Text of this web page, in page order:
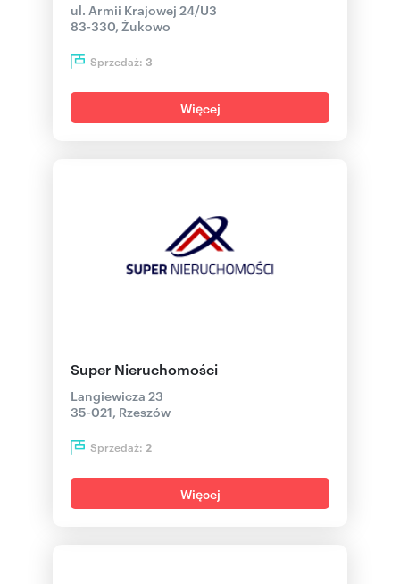
ul. Armii Krajowej 24/U3
83-330, Żukowo
Sprzedaż: 3
Więcej
Super Nieruchomości
Langiewicza 23
35-021, Rzeszów
Sprzedaż: 2
Więcej